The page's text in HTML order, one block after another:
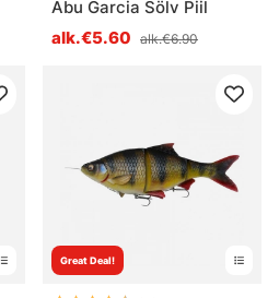
Abu Garcia Sölv Piil
alk.€5.60 alk.€6.90
Great Deal!